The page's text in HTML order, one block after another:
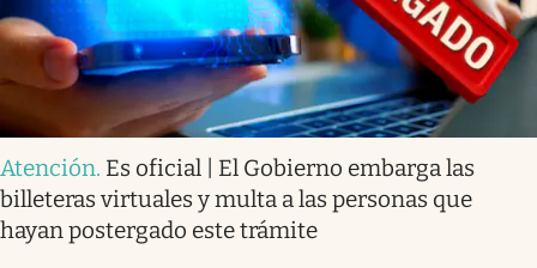
Atención. Es oficial | El Gobierno embarga las
billeteras virtuales y multa a las personas que
hayan postergado este trámite